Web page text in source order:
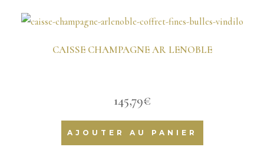
CAISSE CHAMPAGNE AR LENOBLE
145,79€
AJOUTER AU PANIER